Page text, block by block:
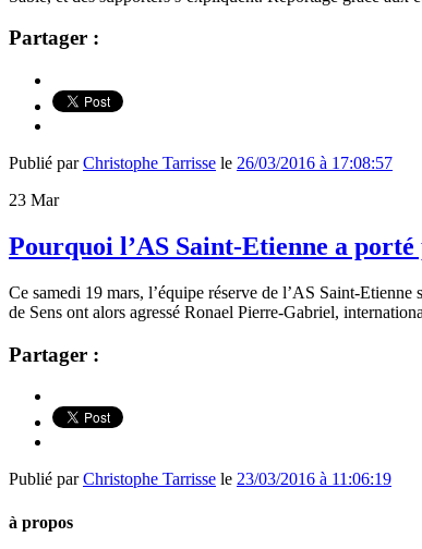
Partager :
Publié parChristophe Tarrisse le 26/03/2016 à 17:08:57
23 Mar
Pourquoi l’AS Saint-Etienne a
Ce samedi 19 mars, l’équipe réserve de l’AS Saint-
de Sens ont alors agressé Ronael Pierre-Gabriel,
Partager :
Publié parChristophe Tarrisse le 23/03/2016 à 11:06:19
à propos